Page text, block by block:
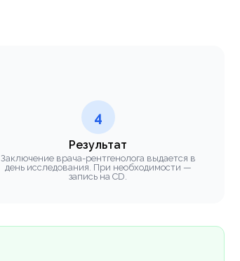
4
Результат
Заключение врача-рентгенолога выдается в
день исследования. При необходимости —
запись на CD.